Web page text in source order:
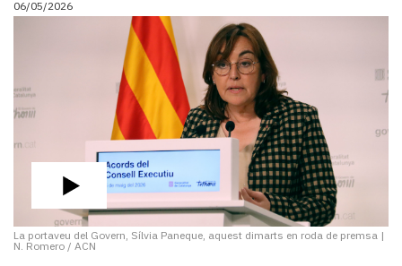
i
Mai
tant!
mitjans
temps
Reportatges
06/05/2026
La portaveu del Govern, Sílvia Paneque, aquest dimarts en roda de premsa |
N. Romero / ACN